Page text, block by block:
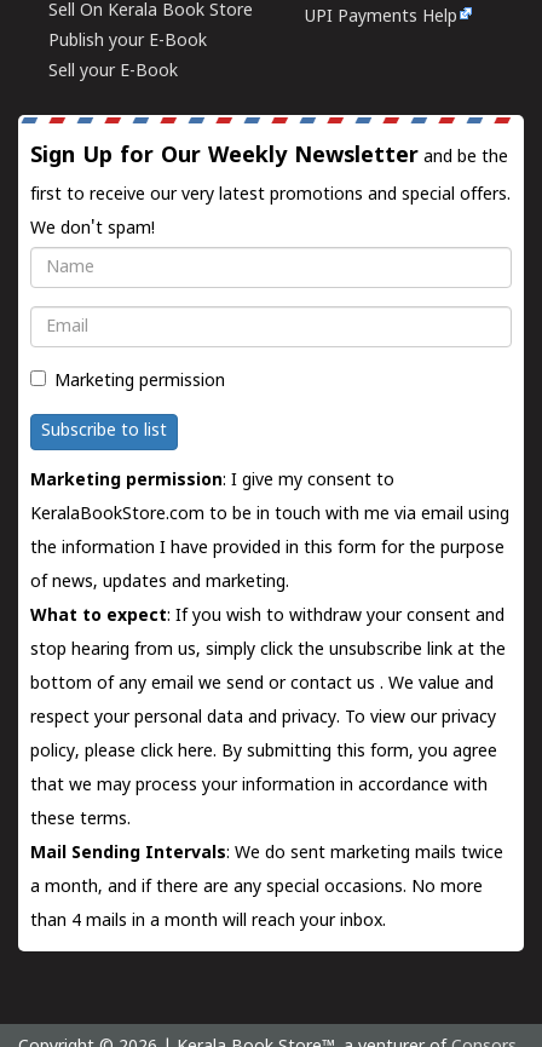
Sell On Kerala Book Store
Publish your E-Book
Sell your E-Book
UPI Payments Help
Sign Up for Our Weekly Newsletter and be the
first to receive our very latest promotions and special offers.
We don't spam!
Name
Email
Marketing permission
Subscribe to list
Marketing permission: I give my consent to
KeralaBookStore.com to be in touch with me via email using
the information I have provided in this form for the purpose
of news, updates and marketing.
What to expect: If you wish to withdraw your consent and
stop hearing from us, simply click the unsubscribe link at the
bottom of any email we send orcontact us . We value and
respect your personal data and privacy. To view our privacy
policy, please click here. By submitting this form, you agree
that we may process your information in accordance with
these terms.
Mail Sending Intervals: We do sent marketing mails twice
a month, and if there are any special occasions. No more
than 4 mails in a month will reach your inbox.